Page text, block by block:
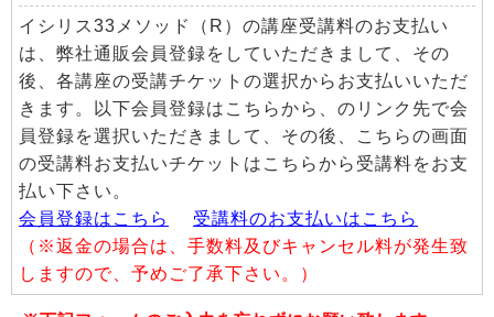
イシリス33メソッド（R）の講座受講料のお支払い
は、弊社通販会員登録をしていただきまして、その
後、各講座の受講チケットの選択からお支払いいただ
きます。以下会員登録はこちらから、のリンク先で会
員登録を選択いただきまして、その後、こちらの画面
の受講料お支払いチケットはこちらから受講料をお支
払い下さい。
会員登録はこちら
受講料のお支払いはこちら
（※返金の場合は、手数料及びキャンセル料が発生致
しますので、予めご了承下さい。）